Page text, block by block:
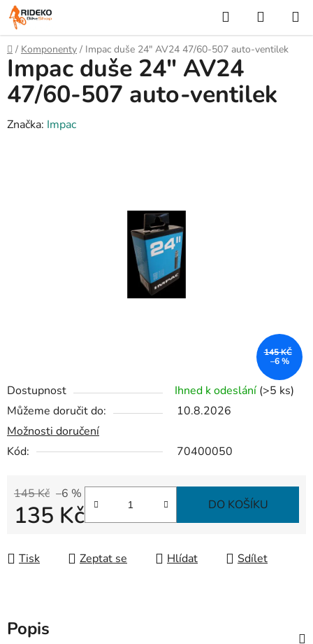
Přejít
na
obsah
Hledat
KOŠÍK
Domů
/ Komponenty / Impac duše 24" AV24 47/60-507 auto-ventilek
Dostupnost Ihned k odeslání (>5 ks)
Můžeme doručit do:
10.8.2026
Možnosti doručení
Kód:
70400050
145 Kč –6 %
135 Kč DO KOŠÍKU
Tisk Zeptat se Hlídat Sdílet
Impac duše 24" AV24
47/60-507 auto-ventilek
Značka: Impac
145 KČ
–6 %
Popis